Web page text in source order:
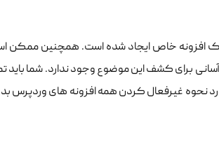
یک افزونه خاص ایجاد شده است. همچنین ممکن
برای کشف این موضوع وجود ندارد. شما باید
نحوه غیرفعال کردن همه افزونه های وردپرس